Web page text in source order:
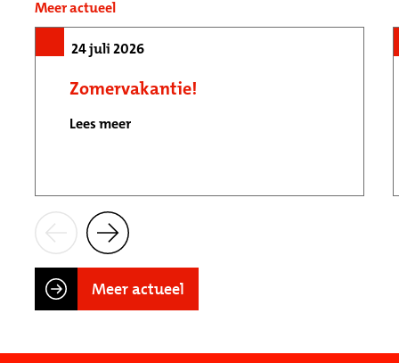
Meer actueel
24 juli 2026
Zomervakantie!
Lees meer
Meer actueel